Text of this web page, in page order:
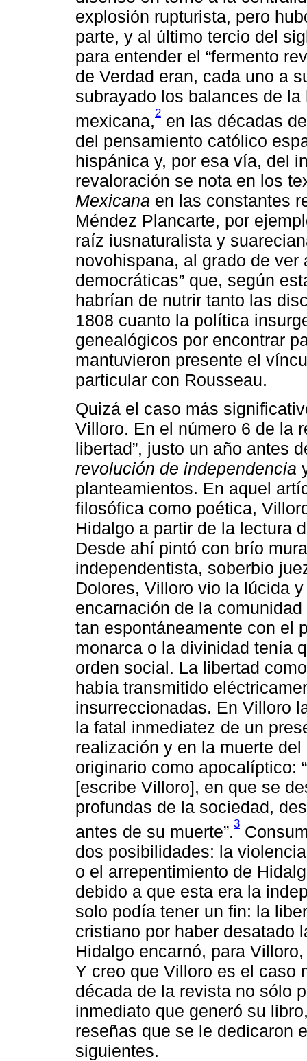
explosión rupturista, pero
parte, y al último tercio del
para entender el “fermento
de Verdad eran, cada uno a
subrayado los balances de
mexicana,2 en las décadas
del pensamiento católico
hispánica y, por esa vía, del
revaloración se nota en los
Mexicana en las constantes
Méndez Plancarte, por
raíz iusnaturalista y
novohispana, al grado de ver
democráticas” que, según
habrían de nutrir tanto las
1808 cuanto la política
genealógicos por encontrar
mantuvieron presente el
particular con Rousseau.
Quizá el caso más
Villoro. En el número 6 de la
libertad”, justo un año antes
revolución de independencia
planteamientos. En aquel
filosófica como poética,
Hidalgo a partir de la lectura
Desde ahí pintó con brío
independentista, soberbio
Dolores, Villoro vio la lúcida
encarnación de la
tan espontáneamente con el
monarca o la divinidad tenía
orden social. La libertad
había transmitido
insurreccionadas. En Villoro
la fatal inmediatez de un
realización y en la muerte
originario como apocalíptico:
[escribe Villoro], en que se
profundas de la sociedad,
antes de su muerte”.3
dos posibilidades: la
o el arrepentimiento de
debido a que esta era la
solo podía tener un fin: la
cristiano por haber desatado
Hidalgo encarnó, para
Y creo que Villoro es el caso
década de la revista no sólo
inmediato que generó su
reseñas que se le dedicaron
siguientes.